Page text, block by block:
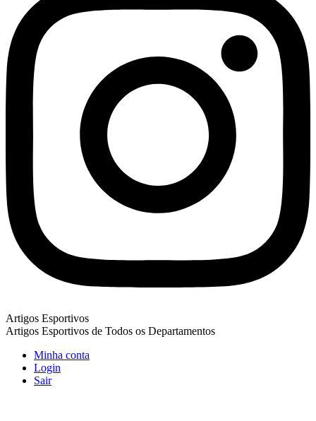
Artigos Esportivos
Artigos Esportivos de Todos os Departamentos
Minha conta
Login
Sair